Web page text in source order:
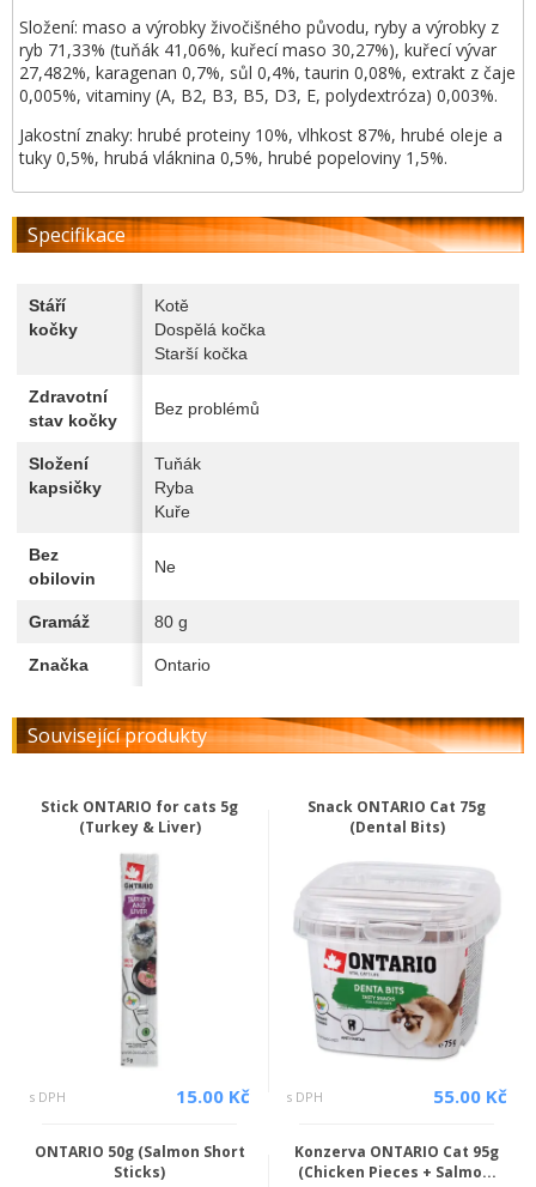
Složení: maso a výrobky živočišného původu, ryby a výrobky z
ryb 71,33% (tuňák 41,06%, kuřecí maso 30,27%), kuřecí vývar
27,482%, karagenan 0,7%, sůl 0,4%, taurin 0,08%, extrakt z čaje
0,005%, vitaminy (A, B2, B3, B5, D3, E, polydextróza) 0,003%.
Jakostní znaky: hrubé proteiny 10%, vlhkost 87%, hrubé oleje a
tuky 0,5%, hrubá vláknina 0,5%, hrubé popeloviny 1,5%.
Specifikace
Stáří
kočky
Kotě
Dospělá kočka
Starší kočka
Zdravotní
stav kočky
Bez problémů
Složení
kapsičky
Tuňák
Ryba
Kuře
Bez
obilovin
Ne
Gramáž 80 g
Značka Ontario
Související produkty
Stick ONTARIO for cats 5g
(Turkey & Liver)
s DPH 15.00 Kč
Snack ONTARIO Cat 75g
(Dental Bits)
s DPH 55.00 Kč
ONTARIO 50g (Salmon Short
Sticks)
Konzerva ONTARIO Cat 95g
(Chicken Pieces + Salmo...